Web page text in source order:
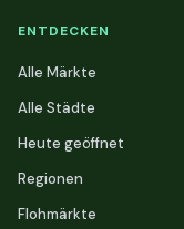
ENTDECKEN
Alle Märkte
Alle Städte
Heute geöffnet
Regionen
Flohmärkte